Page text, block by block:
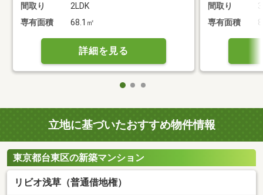
間取り
2LDK
専有面積
68.1㎡
詳細を見る
間取り
専有面積
立地に基づいたおすすめ物件情報
東京都台東区の新築マンション
リビオ浅草（普通借地権）